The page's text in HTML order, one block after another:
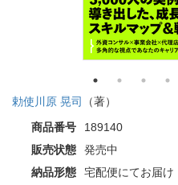
勅使川原 晃司
（著）
商品番号
189140
販売状態
発売中
納品形態
宅配便にてお届け